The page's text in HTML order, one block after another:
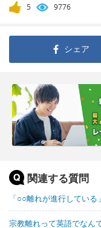
5 9776
シェア
関連する質問
「○○離れが進行してい
宗教離れって英語でなん